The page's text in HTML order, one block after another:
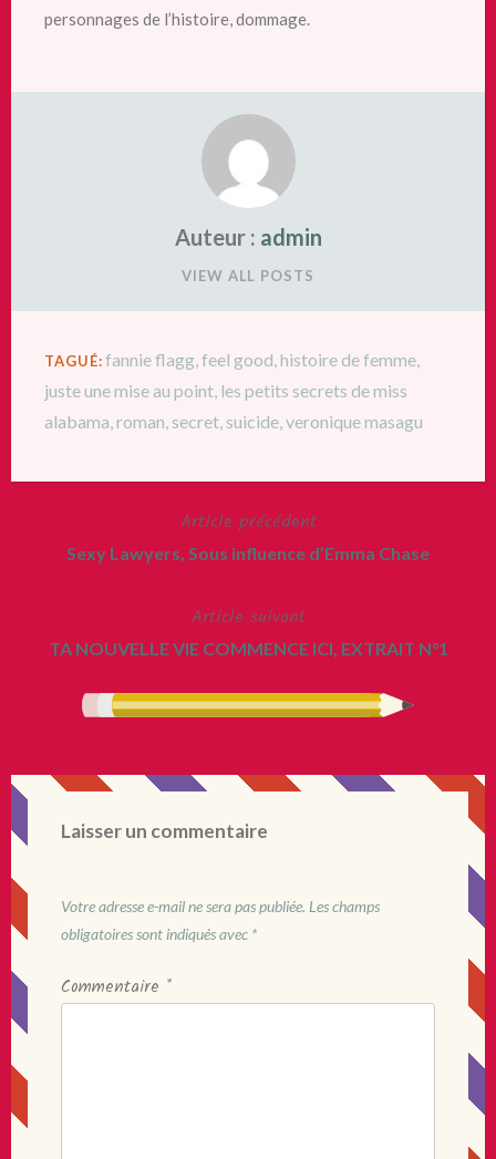
personnages de l’histoire, dommage.
Auteur : admin
VIEW ALL POSTS
TAGUÉ: fannie flagg,feel good,histoire de femme,
juste une mise au point, les petits secrets de miss
alabama,roman, secret, suicide,veronique masagu
Article précédent
Sexy Lawyers, Sous influence d’Emma Chase
Article suivant
TA NOUVELLE VIE COMMENCE ICI, EXTRAIT N°1
Laisser un commentaire
Votre adresse e-mail ne sera pas publiée. Les champs
obligatoires sont indiqués avec *
Commentaire *